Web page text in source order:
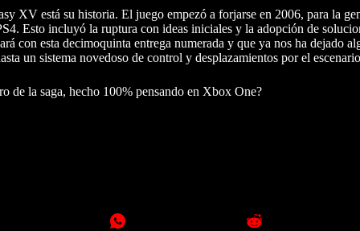
XV está su historia. El juego empezó a forjarse en 2006, para la
Esto incluyó la ruptura con ideas iniciales y la adopción de
con esta decimoquinta entrega numerada y que ya nos ha dejado
un sistema novedoso de control y desplazamientos por el
de la saga, hecho 100% pensando en Xbox One?